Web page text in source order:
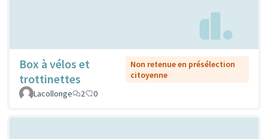
Box à vélos et
trottinettes
Non retenue en présélection
citoyenne
Lacollonge
2 0